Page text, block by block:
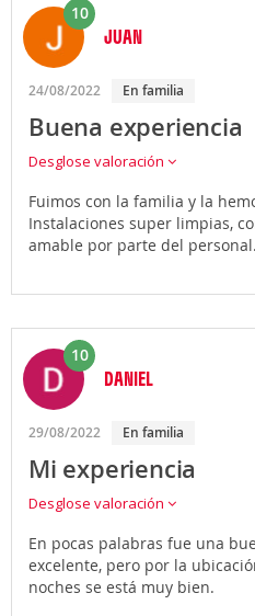
10
JUAN
24/08/2022 En familia
Buena experiencia
Desglose valoración
Fuimos con la familia y la
Instalaciones super limpias,
amable por parte del personal.
10
DANIEL
29/08/2022 En familia
Mi experiencia
Desglose valoración
En pocas palabras fue una
excelente, pero por la
noches se está muy bien.